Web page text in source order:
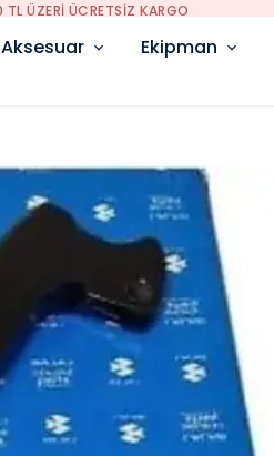
YENI SEZON ÜRÜNLER
Aksesuar Ekipman